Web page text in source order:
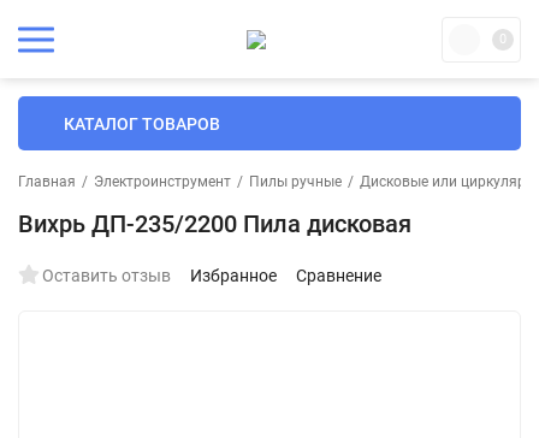
0
КАТАЛОГ ТОВАРОВ
Главная / Электроинструмент / Пилы ручные / Дисковые или
Вихрь ДП-235/2200 Пила дисковая
Оставить отзыв Избранное Сравнение